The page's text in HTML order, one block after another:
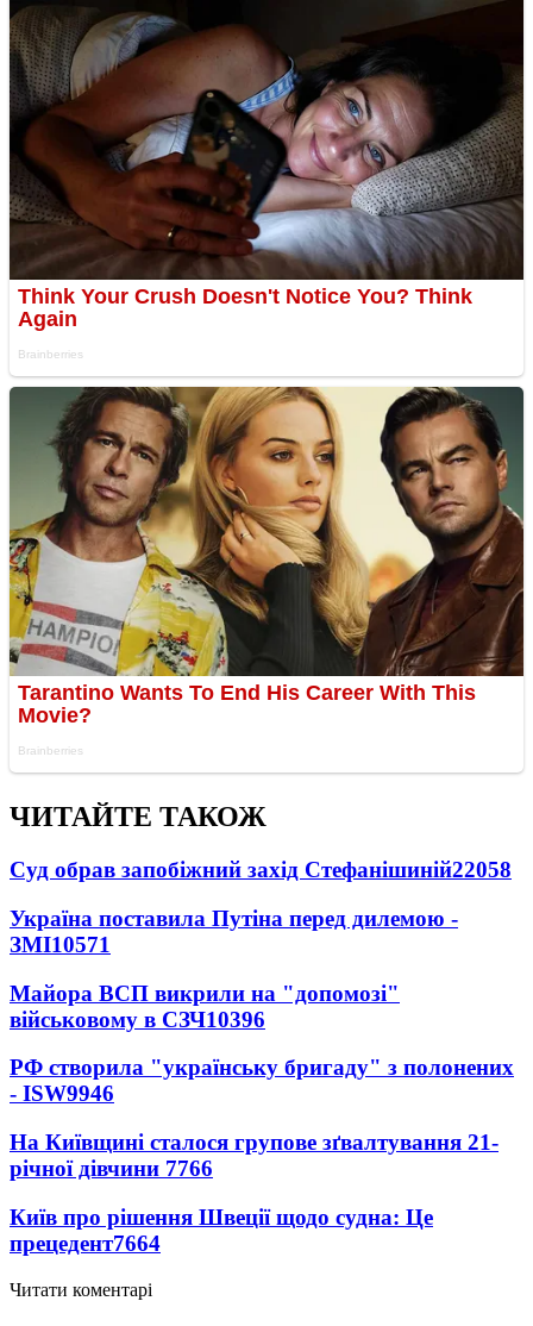
ЧИТАЙТЕ ТАКОЖ
Суд обрав запобіжний захід Стефанішиній22058
Україна поставила Путіна перед дилемою -
ЗМІ10571
Майора ВСП викрили на "допомозі"
військовому в СЗЧ10396
РФ створила "українську бригаду" з полонених
- ISW9946
На Київщині сталося групове зґвалтування 21-
річної дівчини 7766
Київ про рішення Швеції щодо судна: Це
прецедент7664
Читати коментарі